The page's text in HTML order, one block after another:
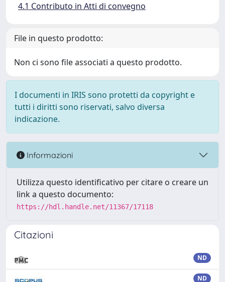
4.1 Contributo in Atti di convegno
File in questo prodotto:
Non ci sono file associati a questo prodotto.
I documenti in IRIS sono protetti da copyright e
tutti i diritti sono riservati, salvo diversa
indicazione.
Informazioni
Utilizza questo identificativo per citare o creare un
link a questo documento:
https://hdl.handle.net/11367/17118
Citazioni
ND
ND